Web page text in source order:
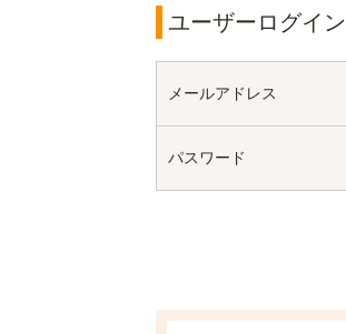
ユーザーログイン
メールアドレス
パスワード